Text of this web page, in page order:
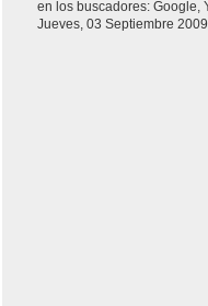
en los buscadores: Google,
Jueves, 03 Septiembre 2009